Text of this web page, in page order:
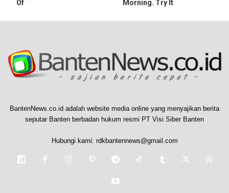
Of
Morning. Try It
BantenNews.co.id adalah website media online yang menyajikan berita
seputar Banten berbadan hukum resmi PT Visi Siber Banten
Hubungi kami: rdkbantennews@gmail.com